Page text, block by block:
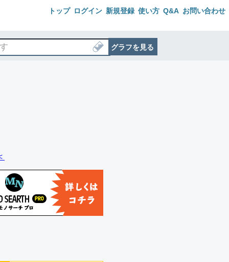
トップ ログイン 新規登録 使い方 Q&A お問い合わせ
グラフを見る